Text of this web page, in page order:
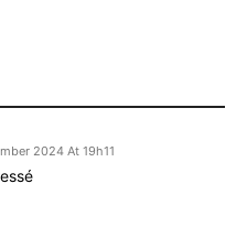
2024 At 19h11